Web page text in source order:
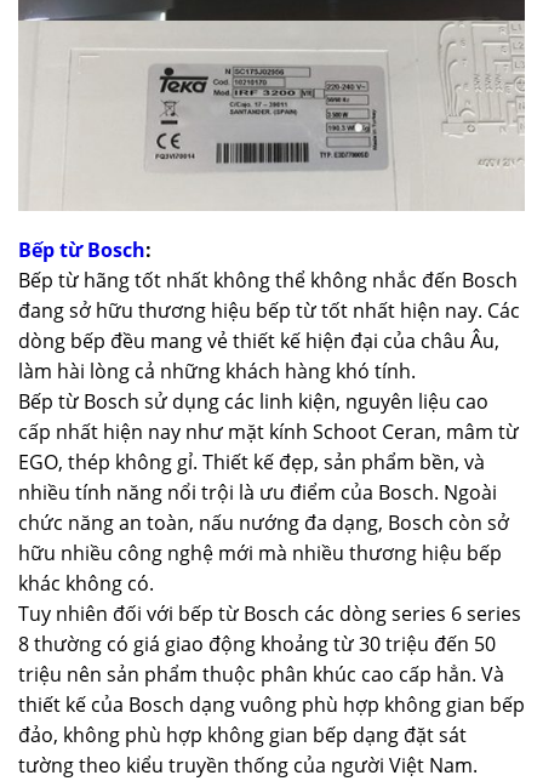
Bếp từ Bosch:
Bếp từ hãng tốt nhất không thể không nhắc đến Bosch
đang sở hữu thương hiệu bếp từ tốt nhất hiện nay. Các
dòng bếp đều mang vẻ thiết kế hiện đại của châu Âu,
làm hài lòng cả những khách hàng khó tính.
Bếp từ Bosch sử dụng các linh kiện, nguyên liệu cao
cấp nhất hiện nay như mặt kính Schoot Ceran, mâm từ
EGO, thép không gỉ. Thiết kế đẹp, sản phẩm bền, và
nhiều tính năng nổi trội là ưu điểm của Bosch. Ngoài
chức năng an toàn, nấu nướng đa dạng, Bosch còn sở
hữu nhiều công nghệ mới mà nhiều thương hiệu bếp
khác không có.
Tuy nhiên đối với bếp từ Bosch các dòng series 6 series
8 thường có giá giao động khoảng từ 30 triệu đến 50
triệu nên sản phẩm thuộc phân khúc cao cấp hẳn. Và
thiết kế của Bosch dạng vuông phù hợp không gian bếp
đảo, không phù hợp không gian bếp dạng đặt sát
tường theo kiểu truyền thống của người Việt Nam.